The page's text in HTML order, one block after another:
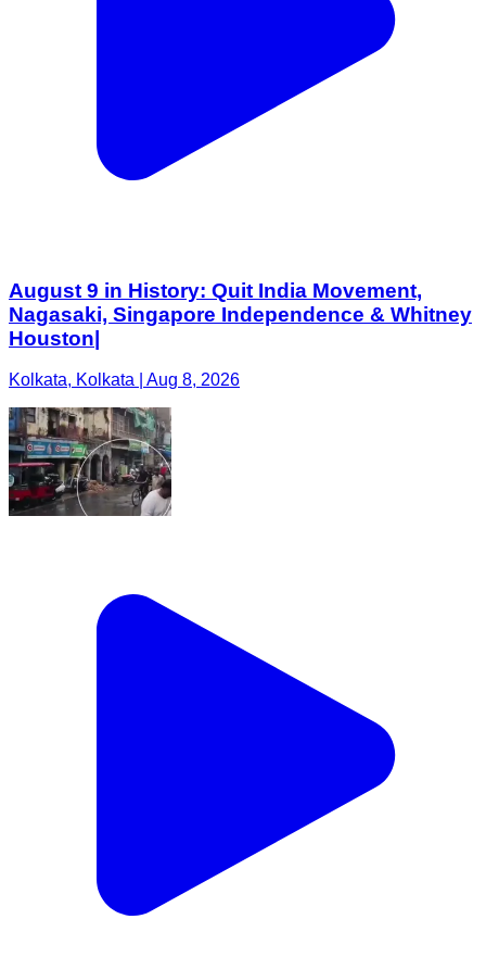
August 9 in History: Quit India Movement,
Nagasaki, Singapore Independence & Whitney
Houston|
Kolkata, Kolkata | Aug 8, 2026